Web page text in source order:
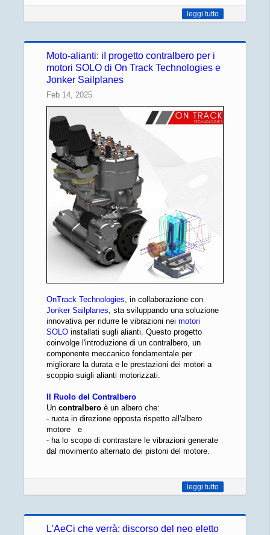
leggi tutto
Moto-alianti: iI progetto contralbero per i
motori SOLO di On Track Technologies e
Jonker Sailplanes
Feb 14, 2025
OnTrack Technologies, in collaborazione con
Jonker Sailplanes, sta sviluppando una soluzione
innovativa per ridurre le vibrazioni nei motori
SOLOinstallati sugli alianti. Questo progetto
coinvolge l'introduzione di un contralbero, un
componente meccanico fondamentale per
migliorare la durata e le prestazioni dei motori a
scoppio suigli alianti motorizzati.
Il Ruolo del Contralbero
Un contralberoè un albero che:
- ruota in direzione opposta rispetto all'albero
motore e
- ha lo scopo di contrastare le vibrazioni generate
dal movimento alternato dei pistoni del motore.
leggi tutto
L'AeCi che verrà: discorso del neo eletto